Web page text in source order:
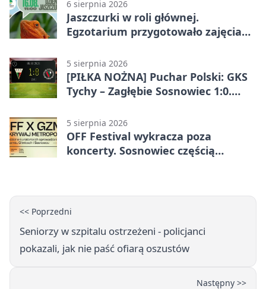
6 sierpnia 2026
Jaszczurki w roli głównej.
Egzotarium przygotowało zajęcia
5 sierpnia 2026
[PIŁKA NOŻNA] Puchar Polski: GKS
Tychy – Zagłębie Sosnowiec 1:0.
przed przerwą
5 sierpnia 2026
OFF Festival wykracza poza
koncerty. Sosnowiec częścią
<< Poprzedni
Seniorzy w szpitalu ostrzeżeni - policjanci
pokazali, jak nie paść ofiarą oszustów
Następny >>